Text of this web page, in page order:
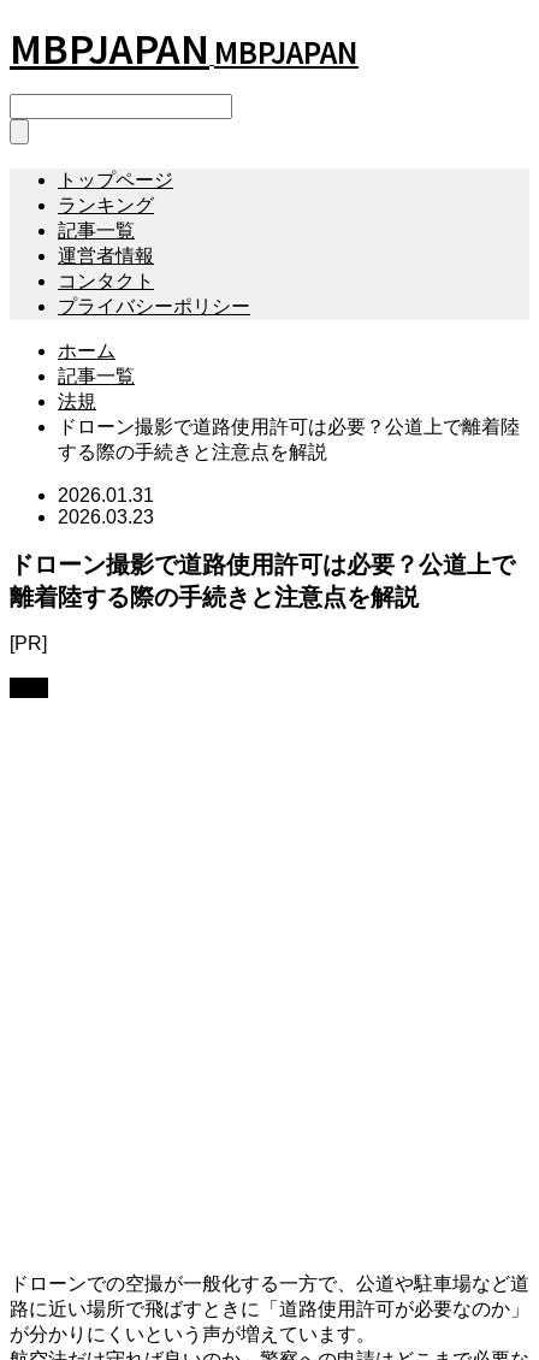
MBPJAPAN MBPJAPAN
トップページ
ランキング
記事一覧
運営者情報
コンタクト
プライバシーポリシー
ホーム
記事一覧
法規
ドローン撮影で道路使用許可は必要？公道上で離着陸
する際の手続きと注意点を解説
2026.01.31
2026.03.23
ドローン撮影で道路使用許可は必要？公道上で
離着陸する際の手続きと注意点を解説
[PR]
ドローンでの空撮が一般化する一方で、公道や駐車場など道
路に近い場所で飛ばすときに「道路使用許可が必要なのか」
が分かりにくいという声が増えています。